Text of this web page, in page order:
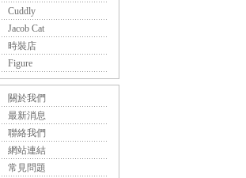
Cuddly
Jacob Cat
時裝店
Figure
關於我們
最新消息
聯絡我們
網站連結
常見問題